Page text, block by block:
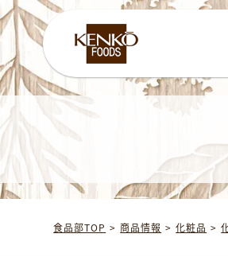
食品部TOP 商品情報 化粧品